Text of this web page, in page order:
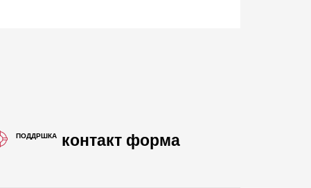
ПОДДРШКА контакт форма